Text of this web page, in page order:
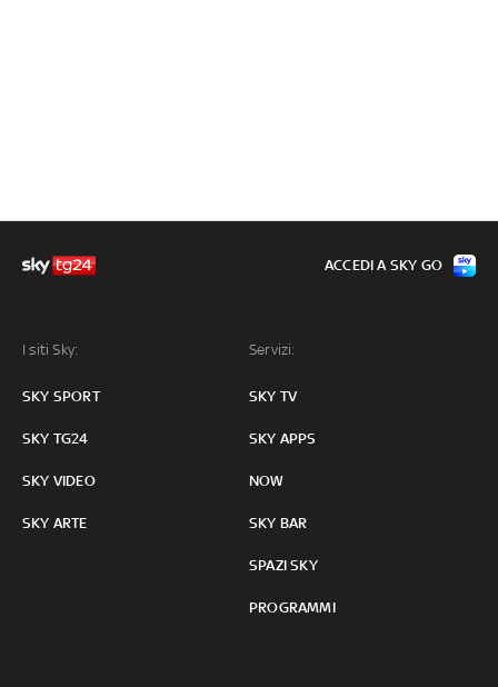
I siti Sky:
SKY SPORT
SKY TG24
SKY VIDEO
SKY ARTE
Servizi:
SKY TV
SKY APPS
NOW
SKY BAR
SPAZI SKY
PROGRAMMI
ACCEDI A SKY GO